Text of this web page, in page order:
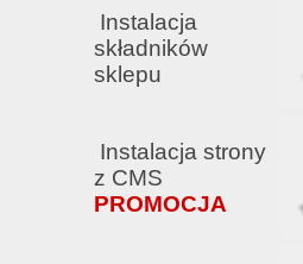
Instalacja
składników
sklepu
Instalacja strony
z CMS
PROMOCJA